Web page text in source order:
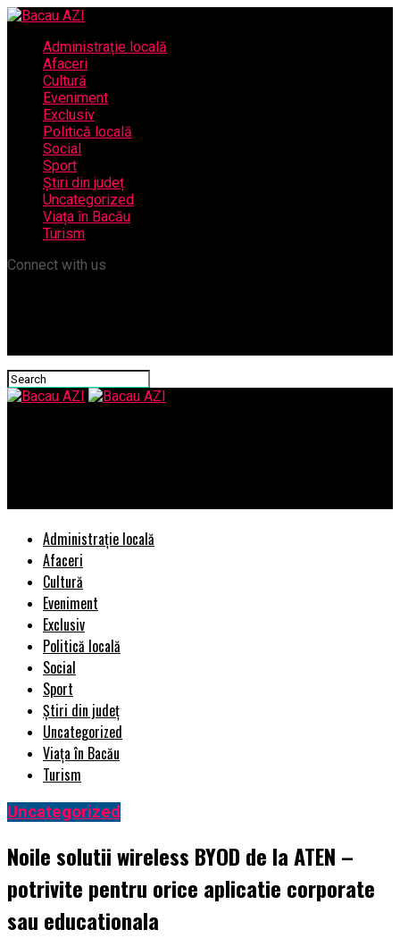
Administrație locală
Afaceri
Cultură
Eveniment
Exclusiv
Politică locală
Social
Sport
Știri din județ
Uncategorized
Viața în Bacău
Turism
Connect with us
Administrație locală
Afaceri
Cultură
Eveniment
Exclusiv
Politică locală
Social
Sport
Știri din județ
Uncategorized
Viața în Bacău
Turism
Uncategorized
Noile solutii wireless BYOD de la ATEN –
potrivite pentru orice aplicatie corporate
sau educationala